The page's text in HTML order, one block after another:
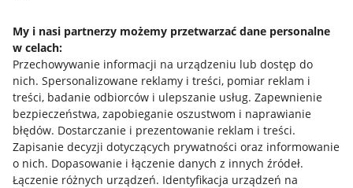
My i nasi partnerzy możemy przetwarzać dane personalne
w celach:
Przechowywanie informacji na urządzeniu lub dostęp do
nich. Spersonalizowane reklamy i treści, pomiar reklam i
treści, badanie odbiorców i ulepszanie usług. Zapewnienie
bezpieczeństwa, zapobieganie oszustwom i naprawianie
błędów. Dostarczanie i prezentowanie reklam i treści.
Zapisanie decyzji dotyczących prywatności oraz informowanie
o nich. Dopasowanie i łączenie danych z innych źródeł.
Łączenie różnych urządzeń. Identyfikacja urządzeń na
Allegro Gadane dla sprzedających
Allegro Gadane dla kupujących
Mapa miejscowości
Informacje prawne
Regulamin